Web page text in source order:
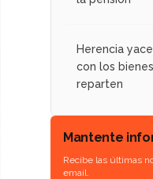
Herencia
con los
reparten
Mantente
Recibe las últimas
email.